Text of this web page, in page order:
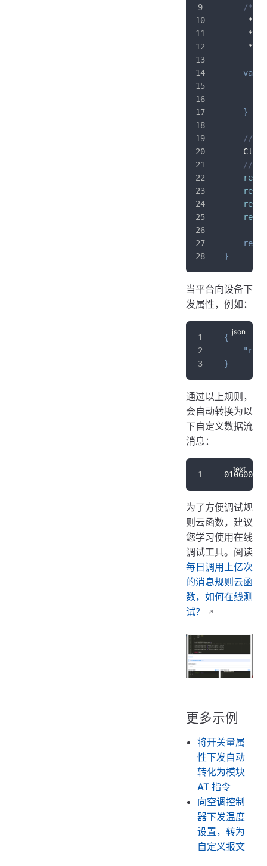
/**
*
*
     */
var
}
// 设
    Cloud
// 分
}
当平台向设备下
发属性，例如：
{
}
通过以上规则，
会自动转换为以
下自定义数据流
消息：
为了方便调试规
则云函数，建议
您学习使用在线
调试工具。阅读
每日调用上亿次
的消息规则云函
数，如何在线测
试？
更多示例
将开关量属
性下发自动
转化为模块
AT 指令
向空调控制
器下发温度
设置，转为
自定义报文